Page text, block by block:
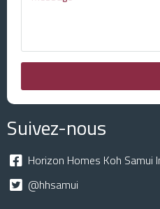
Suivez-nous
Horizon Homes Koh Samui
@hhsamui